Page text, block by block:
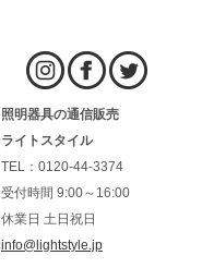
照明器具の通信販売
ライトスタイル
TEL：0120-44-3374
受付時間 9:00～16:00
休業日 土日祝日
info@lightstyle.jp